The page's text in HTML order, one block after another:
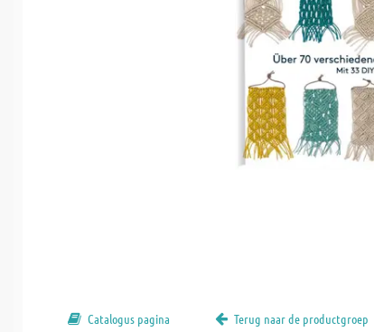
Catalogus pagina Terug naar de productgroep